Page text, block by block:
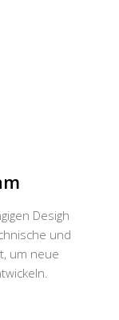
Desigh
und
um neue